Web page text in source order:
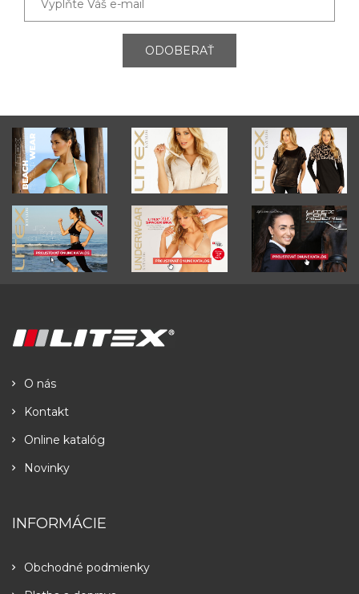
ODOBERAŤ
O nás
Kontakt
Online katalóg
Novinky
INFORMÁCIE
Obchodné podmienky